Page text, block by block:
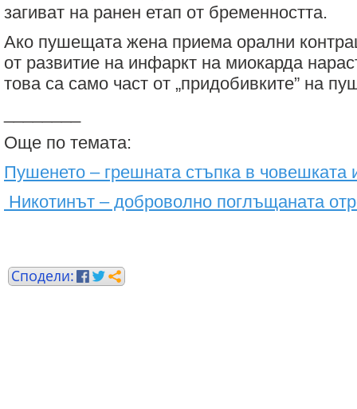
загиват на ранен етап от бременността.
Ако пушещата жена приема орални
от развитие на инфаркт на миокарда
това са само част от „придобивките” на
Още по темата:
Пушенето – грешната стъпка в човешката
Никотинът – доброволно поглъщаната